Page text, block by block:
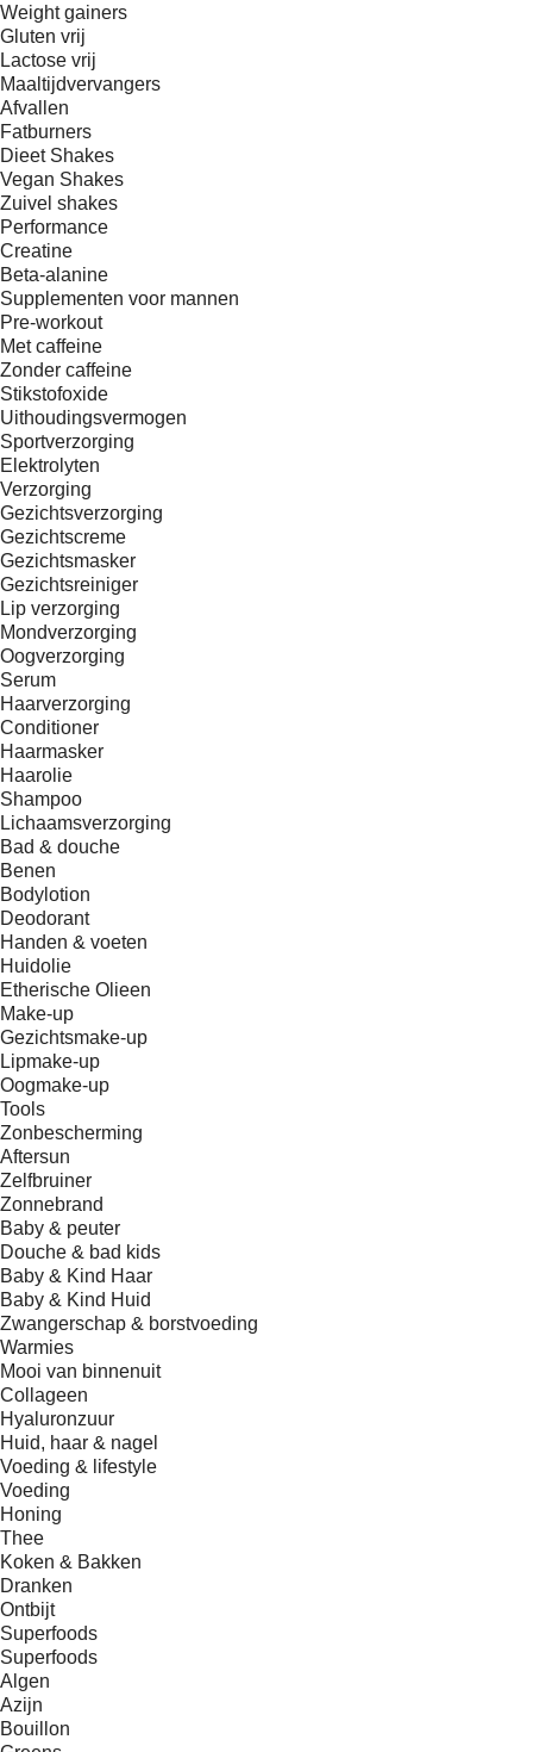
Weight gainers
Gluten vrij
Lactose vrij
Maaltijdvervangers
Afvallen
Fatburners
Dieet Shakes
Vegan Shakes
Zuivel shakes
Performance
Creatine
Beta-alanine
Supplementen voor mannen
Pre-workout
Met caffeine
Zonder caffeine
Stikstofoxide
Uithoudingsvermogen
Sportverzorging
Elektrolyten
Verzorging
Gezichtsverzorging
Gezichtscreme
Gezichtsmasker
Gezichtsreiniger
Lip verzorging
Mondverzorging
Oogverzorging
Serum
Haarverzorging
Conditioner
Haarmasker
Haarolie
Shampoo
Lichaamsverzorging
Bad & douche
Benen
Bodylotion
Deodorant
Handen & voeten
Huidolie
Etherische Olieen
Make-up
Gezichtsmake-up
Lipmake-up
Oogmake-up
Tools
Zonbescherming
Aftersun
Zelfbruiner
Zonnebrand
Baby & peuter
Douche & bad kids
Baby & Kind Haar
Baby & Kind Huid
Zwangerschap & borstvoeding
Warmies
Mooi van binnenuit
Collageen
Hyaluronzuur
Huid, haar & nagel
Voeding & lifestyle
Voeding
Honing
Thee
Koken & Bakken
Dranken
Ontbijt
Superfoods
Superfoods
Algen
Azijn
Bouillon